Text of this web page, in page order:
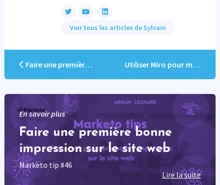
Voir tous les articles de Sylvain
Faire une première bonne impression sur le site web Utiliser Miro pour mieux organiser ses campagnes
En savoir plus
Faire une première bonne
impression sur le site web
Marketo tip #46
Lire la suite